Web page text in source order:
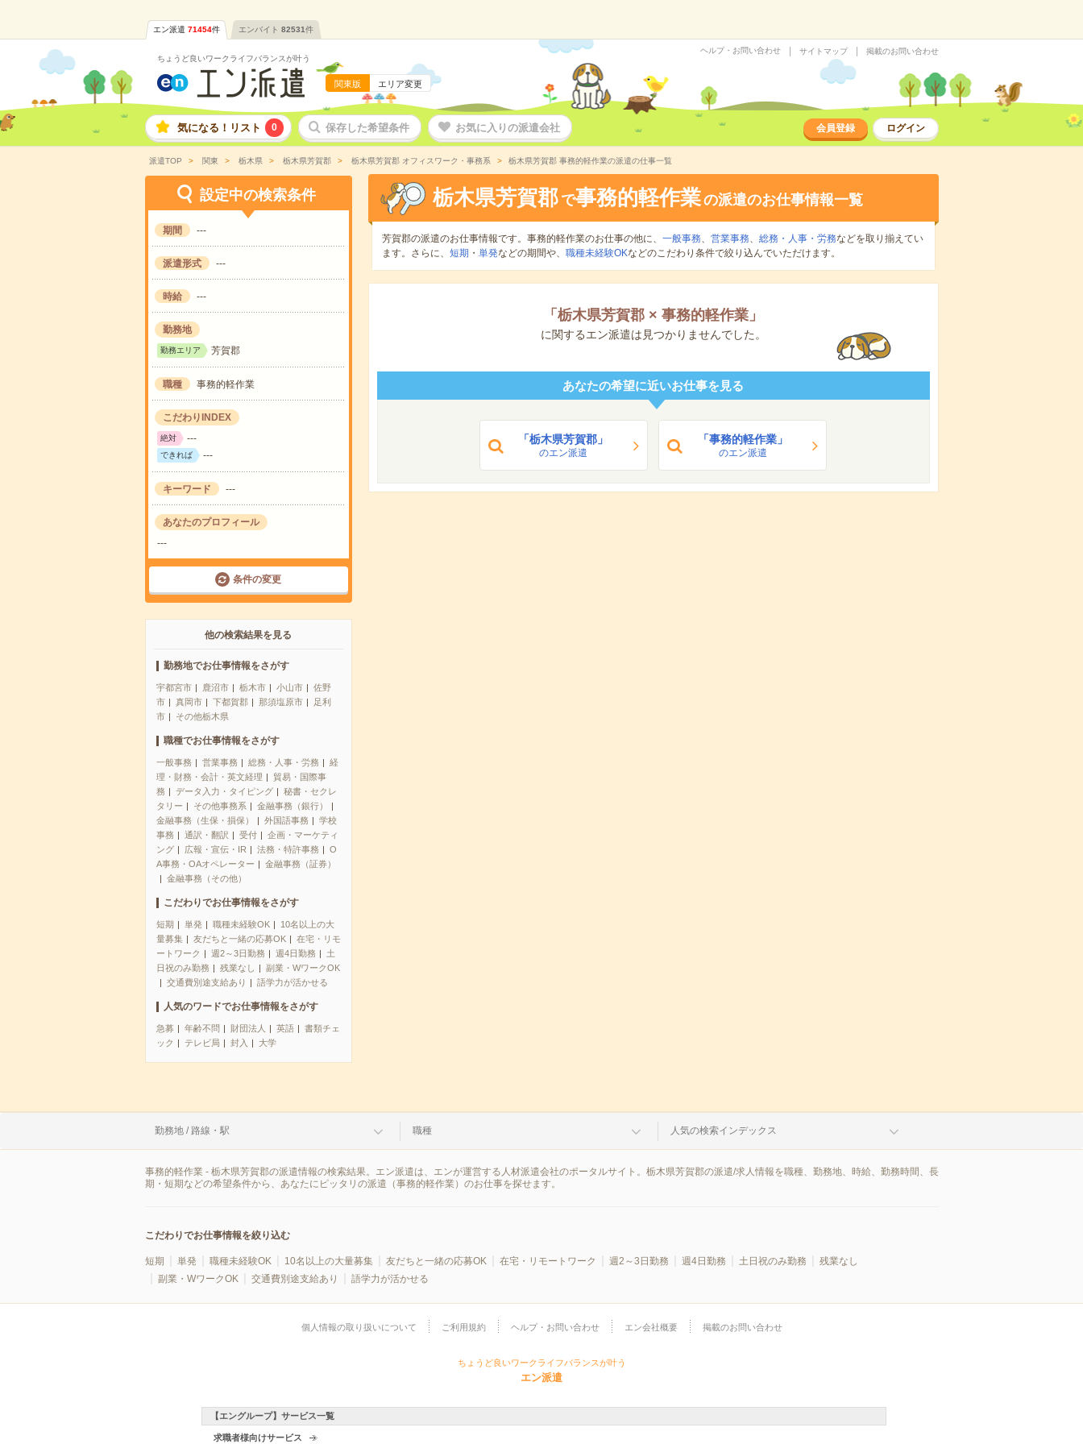
エン派遣 71454件 エンバイト 82531件
ちょうど良いワークライフバランスが叶う
関東版 エリア変更
ヘルプ・お問い合わせ サイトマップ 掲載のお問い合わせ
気になる！リスト 0 保存した希望条件 お気に入りの派遣会社 会員登録 ログイン
派遣TOP 関東 栃木県 栃木県芳賀郡 栃木県芳賀郡 オフィスワーク・事務系 栃木県芳賀郡 事務的軽作業の派遣の仕事一覧
設定中の検索条件
期間 ---
派遣形式 ---
時給 ---
勤務地
勤務エリア 芳賀郡
職種 事務的軽作業
こだわりINDEX
絶対 ---
できれば ---
キーワード ---
あなたのプロフィール
---
条件の変更
他の検索結果を見る
勤務地でお仕事情報をさがす
宇都宮市 鹿沼市 栃木市 小山市
佐野
市
真岡市 下都賀郡 那須塩原市
足利
市
その他栃木県
職種でお仕事情報をさがす
一般事務 営業事務 総務・人事・労務
経
理・財務・会計・英文経理
貿易・国際事
務
データ入力・タイピング
秘書・セクレ
タリー
その他事務系
金融事務（銀行）
金融事務（生保・損保）
外国語事務
学校
事務
通訳・翻訳 受付
企画・マーケティ
ング
広報・宣伝・IR 法務・特許事務
O
A事務・OAオペレーター
金融事務（証券）
金融事務（その他）
こだわりでお仕事情報をさがす
短期 単発 職種未経験OK
10名以上の大
量募集
友だちと一緒の応募OK
在宅・リモ
ートワーク
週2～3日勤務 週4日勤務
土
日祝のみ勤務
残業なし
副業・WワークOK
交通費別途支給あり
語学力が活かせる
人気のワードでお仕事情報をさがす
急募 年齢不問 財団法人 英語
書類チェ
ック
テレビ局 封入 大学
栃木県芳賀郡 で事務的軽作業の派遣のお仕事情報一覧
芳賀郡の派遣のお仕事情報です。事務的軽作業のお仕事の他に、 一般事務、 営業事務、 総務・人事・労務などを取り揃えてい
ます。さらに、 短期 ・ 単発などの期間や、 職種未経験OKなどのこだわり条件で絞り込んでいただけます。
「 栃木県芳賀郡 × 事務的軽作業 」
に関するエン派遣は見つかりませんでした。
あなたの希望に近いお仕事を見る
「栃木県芳賀郡」
のエン派遣
「事務的軽作業」
のエン派遣
勤務地 / 路線・駅 職種 人気の検索インデックス
事務的軽作業 - 栃木県芳賀郡の派遣情報の検索結果。エン派遣は、エンが運営する人材派遣会社のポータルサイト。栃木県芳賀郡の派遣/求人情報を職種、勤務地、時給、勤務時間、長
期・短期などの希望条件から、あなたにピッタリの派遣（事務的軽作業）のお仕事を探せます。
こだわりでお仕事情報を絞り込む
短期 単発 職種未経験OK 10名以上の大量募集 友だちと一緒の応募OK 在宅・リモートワーク 週2～3日勤務 週4日勤務 土日祝のみ勤務
残業なし
副業・WワークOK
交通費別途支給あり 語学力が活かせる
個人情報の取り扱いについて ご利用規約 ヘルプ・お問い合わせ エン会社概要 掲載のお問い合わせ
ちょうど良いワークライフバランスが叶う
エン派遣
【エングループ】サービス一覧
求職者様向けサービス